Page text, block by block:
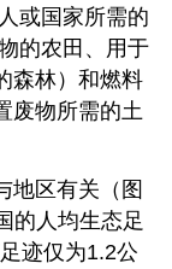
或国家所需的
的农田、用于
森林）和燃料
废物所需的土
地区有关（图
的人均生态足
迹仅为1.2公